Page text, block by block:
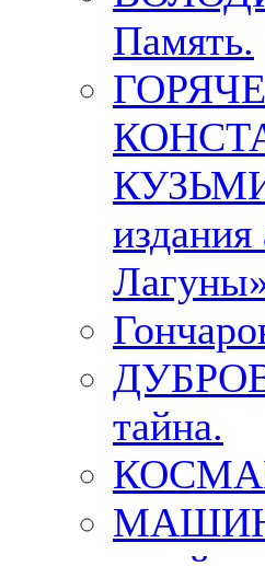
Память.
тайна.